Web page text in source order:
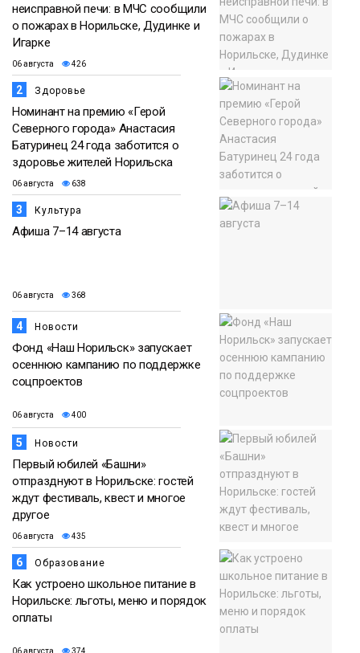
неисправной печи: в МЧС сообщили
о пожарах в Норильске, Дудинке и
Игарке
06 августа 426
2 Здоровье
Номинант на премию «Герой
Северного города» Анастасия
Батуринец 24 года заботится о
здоровье жителей Норильска
06 августа 638
3 Культура
Афиша 7–14 августа
06 августа 368
4 Новости
Фонд «Наш Норильск» запускает
осеннюю кампанию по поддержке
соцпроектов
06 августа 400
5 Новости
Первый юбилей «Башни»
отпразднуют в Норильске: гостей
ждут фестиваль, квест и многое
другое
06 августа 435
6 Образование
Как устроено школьное питание в
Норильске: льготы, меню и порядок
оплаты
06 августа 374